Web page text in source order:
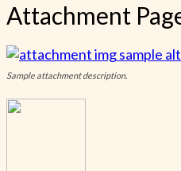
Attachment
Sample attachment description.